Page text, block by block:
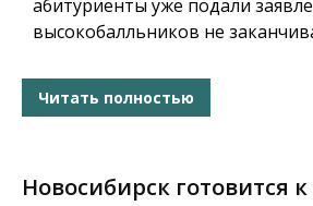
абитуриенты уже подали
высокобалльников не
Читать полностью
Новосибирск готовится